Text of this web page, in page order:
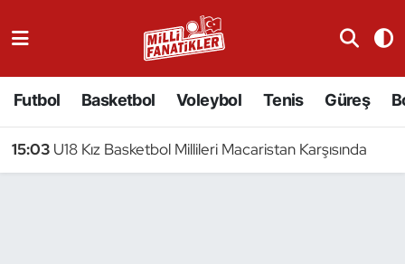
Futbol Basketbol Voleybol Tenis Güreş
15:03 U18 Kız Basketbol Millileri Macaristan Karşısında
Badminton